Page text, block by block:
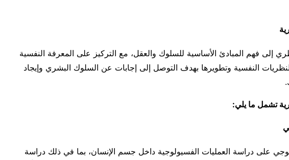
إلى فهم المبادئ الأساسية للسلوك والعقل، مع التركيز على المعرفة النفسية
النفسية وتطويرها بهدف التوصل إلى إجابات عن السلوك البشري وإيجاد
تشمل ما يلي:
على دراسة العمليات الفسيولوجية داخل جسم الإنسان، بما في ذلك دراسة